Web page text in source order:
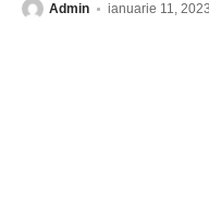
Admin ianuarie 11, 2023